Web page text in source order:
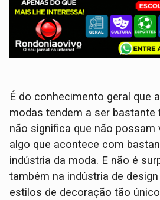
É do conhecimento geral que
modas tendem a ser
não significa que não possam
algo que acontece com
indústria da moda. E não é
também na indústria de
estilos de decoração tão